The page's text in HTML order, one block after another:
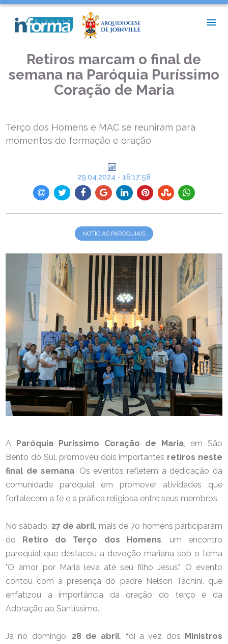
RETIROS MARCAM O FINAL DE SEMANA NA PARÓQUIA
PURÍSSIMO CORAÇÃO DE MARIA
Retiros marcam o final de
semana na Paróquia Puríssimo
Coração de Maria
Terço dos Homens e MAC se reuniram para
momentos de formação e oração
29.04.2024 - 16:17:58
NOTÍCIAS PAROQUIAIS
A Paróquia Puríssimo Coração de Maria, em São
Bento do Sul, promoveu dois importantes retiros neste
final de semana. Os eventos refletem a dedicação da
comunidade paroquial em promover atividades que
fortalecem a fé e a prática religiosa entre seus membros.
No sábado, 27 de abril, mais de 70 homens participaram
do
Retiro do Terço dos Homens, um encontro
paroquial que destacou a devoção mariana sob o tema
"O amor por Maria leva até seu filho Jesus". O evento
contou com a presença do padre Nelson Tachini, que
enfatizou a importância da oração do terço e da
Adoração ao Santíssimo.
Já no domingo, 28 de abril, foi a vez dos
Ministros